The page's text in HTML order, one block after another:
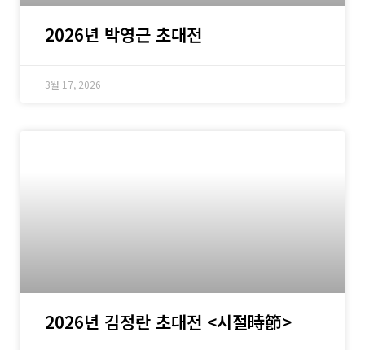
2026년 박영근 초대전
3월 17, 2026
2026년 김정란 초대전 <시절時節>